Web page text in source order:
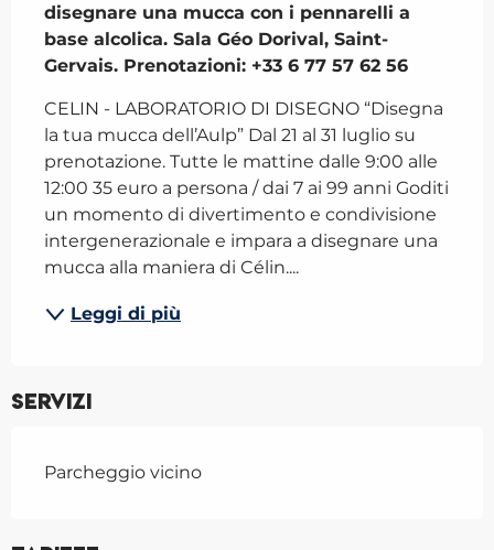
disegnare una mucca con i pennarelli a
base alcolica. Sala Géo Dorival, Saint-
Gervais. Prenotazioni: +33 6 77 57 62 56
CELIN - LABORATORIO DI DISEGNO “Disegna
la tua mucca dell’Aulp” Dal 21 al 31 luglio su
prenotazione. Tutte le mattine dalle 9:00 alle
12:00 35 euro a persona / dai 7 ai 99 anni Goditi
un momento di divertimento e condivisione
intergenerazionale e impara a disegnare una
mucca alla maniera di Célin....
Leggi di più
Servizi
Parcheggio vicino